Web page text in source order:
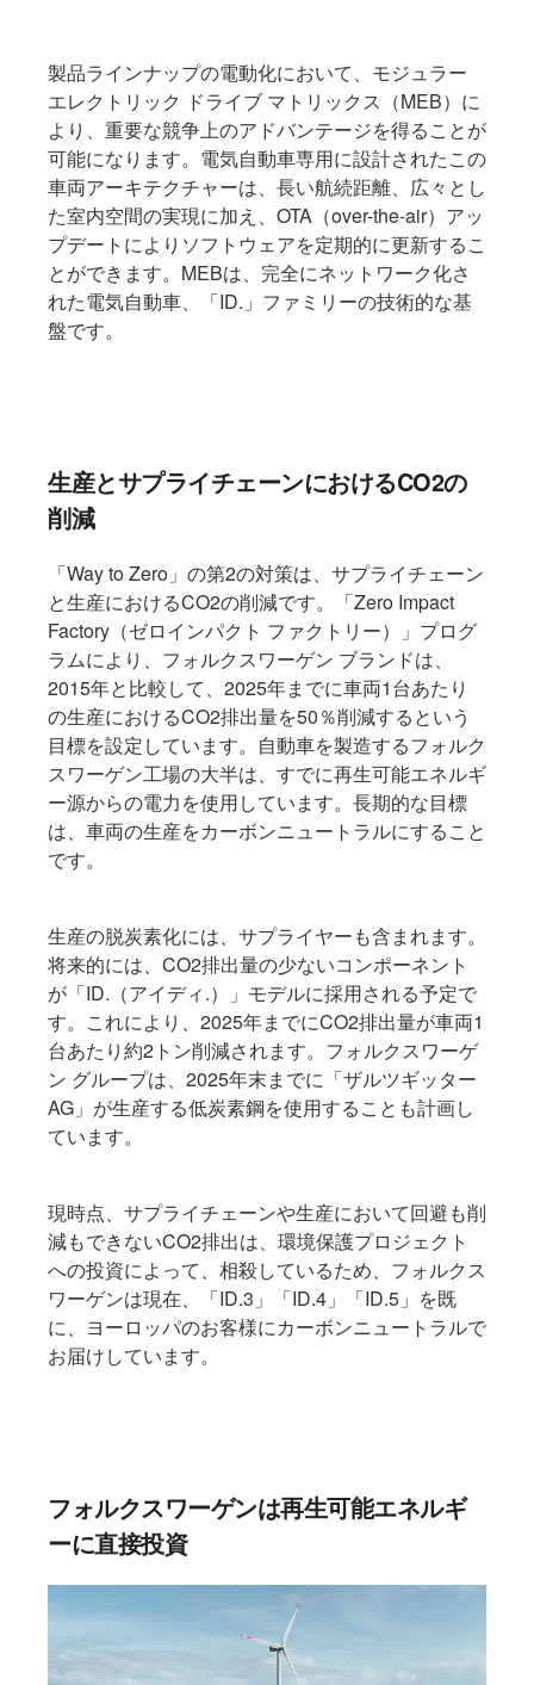
製品ラインナップの電動化において、モジュラー
エレクトリック ドライブ マトリックス（MEB）に
より、重要な競争上のアドバンテージを得ることが
可能になります。電気自動車専用に設計されたこの
車両アーキテクチャーは、長い航続距離、広々とし
た室内空間の実現に加え、OTA（over-the-air）アッ
プデートによりソフトウェアを定期的に更新するこ
とができます。MEBは、完全にネットワーク化さ
れた電気自動車、「ID.」ファミリーの技術的な基
盤です。
生産とサプライチェーンにおけるCO2の
削減
「Way to Zero」の第2の対策は、サプライチェーン
と生産におけるCO2の削減です。「Zero Impact
Factory（ゼロインパクト ファクトリー）」プログ
ラムにより、フォルクスワーゲン ブランドは、
2015年と比較して、2025年までに車両1台あたり
の生産におけるCO2排出量を50％削減するという
目標を設定しています。自動車を製造するフォルク
スワーゲン工場の大半は、すでに再生可能エネルギ
ー源からの電力を使用しています。長期的な目標
は、車両の生産をカーボンニュートラルにすること
です。
生産の脱炭素化には、サプライヤーも含まれます。
将来的には、CO2排出量の少ないコンポーネント
が「ID.（アイディ.）」モデルに採用される予定で
す。これにより、2025年までにCO2排出量が車両1
台あたり約2トン削減されます。フォルクスワーゲ
ン グループは、2025年末までに「ザルツギッター
AG」が生産する低炭素鋼を使用することも計画し
ています。
現時点、サプライチェーンや生産において回避も削
減もできないCO2排出は、環境保護プロジェクト
への投資によって、相殺しているため、フォルクス
ワーゲンは現在、「ID.3」
「ID.4」 「ID.5」 を既
に、ヨーロッパのお客様にカーボンニュートラルで
お届けしています。
フォルクスワーゲンは再生可能エネルギ
ーに直接投資